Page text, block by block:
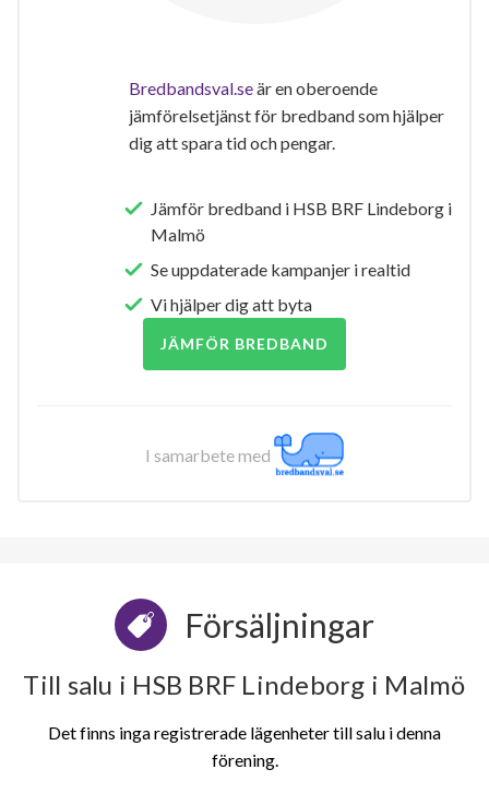
Bredbandsval.seär en oberoende
jämförelsetjänst för bredband som hjälper
dig att spara tid och pengar.
Jämför bredband i HSB BRF Lindeborg i
Malmö
Se uppdaterade kampanjer i realtid
Vi hjälper dig att byta
JÄMFÖR BREDBAND
I samarbete med
Försäljningar
Till salu i HSB BRF Lindeborg i Malmö
Det finns inga registrerade lägenheter till salu i denna
förening.